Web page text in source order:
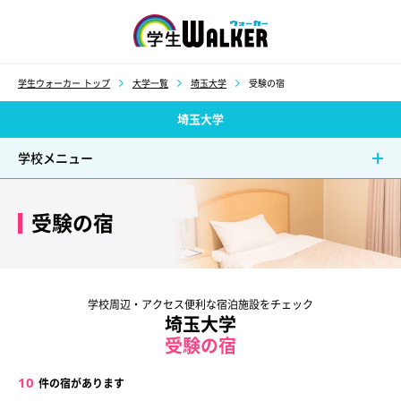
学生ウォーカー トップ 大学一覧 埼玉大学 受験の宿
埼玉大学
学校メニュー
受験の宿
学校周辺・アクセス便利な宿泊施設をチェック
埼玉大学
受験の宿
10 件の宿があります